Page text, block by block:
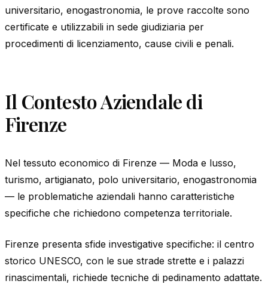
universitario, enogastronomia, le prove raccolte sono
certificate e utilizzabili in sede giudiziaria per
procedimenti di licenziamento, cause civili e penali.
Il Contesto Aziendale di
Firenze
Nel tessuto economico di Firenze — Moda e lusso,
turismo, artigianato, polo universitario, enogastronomia
— le problematiche aziendali hanno caratteristiche
specifiche che richiedono competenza territoriale.
Firenze presenta sfide investigative specifiche: il centro
storico UNESCO, con le sue strade strette e i palazzi
rinascimentali, richiede tecniche di pedinamento adattate.